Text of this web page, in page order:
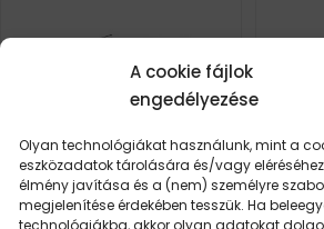
A cookie fájlok
engedélyezése
Olyan technológiákat használunk, mint a
eszközadatok tárolására és/vagy
élmény javítása és a (nem) személyre
megjelenítése érdekében tesszük. Ha
technológiákba, akkor olyan adatokat